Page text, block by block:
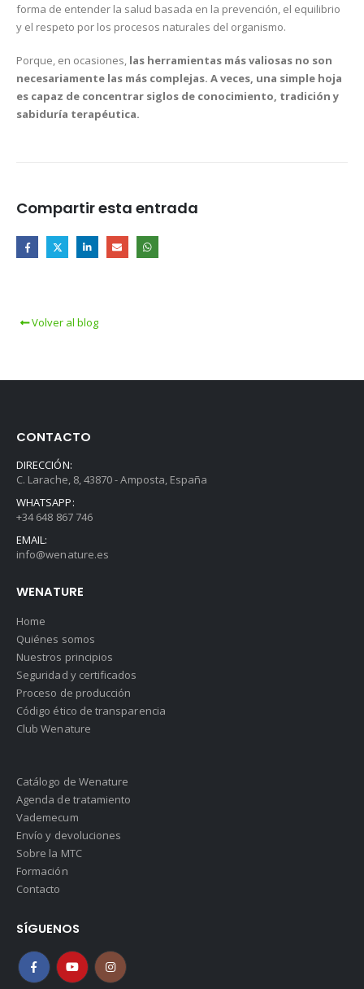
forma de entender la salud basada en la prevención, el equilibrio
y el respeto por los procesos naturales del organismo.
Porque, en ocasiones, las herramientas más valiosas no son
necesariamente las más complejas. A veces, una simple hoja
es capaz de concentrar siglos de conocimiento, tradición y
sabiduría terapéutica.
Compartir esta entrada
Volver al blog
CONTACTO
DIRECCIÓN:
C. Larache, 8, 43870 - Amposta, España
WHATSAPP:
+34 648 867 746
EMAIL:
info@wenature.es
WENATURE
Home
Quiénes somos
Nuestros principios
Seguridad y certificados
Proceso de producción
Código ético de transparencia
Club Wenature
Catálogo de Wenature
Agenda de tratamiento
Vademecum
Envío y devoluciones
Sobre la MTC
Formación
Contacto
SÍGUENOS